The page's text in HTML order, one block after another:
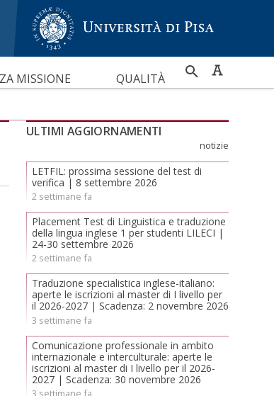
MISSIONE QUALITÀ
RICERCA
PER
ULTIMI AGGIORNAMENTI
notizie
LETFIL: prossima sessione del test di
verifica | 8 settembre 2026
2 settimane fa
Placement Test di Linguistica e traduzione
della lingua inglese 1 per studenti LILECI |
24-30 settembre 2026
2 settimane fa
Traduzione specialistica inglese-italiano:
aperte le iscrizioni al master di I livello per
il 2026-2027 | Scadenza: 2 novembre 2026
3 settimane fa
Comunicazione professionale in ambito
internazionale e interculturale: aperte le
iscrizioni al master di I livello per il 2026-
2027 | Scadenza: 30 novembre 2026
3 settimane fa